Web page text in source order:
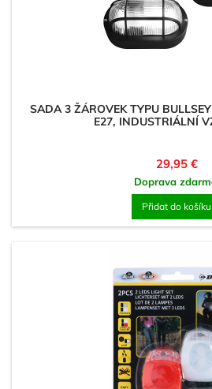
SADA 3 ŽÁROVEK TYPU
E27, INDUSTRIÁLNÍ
Cena
29,95 €
Doprava
Přidat do košíku